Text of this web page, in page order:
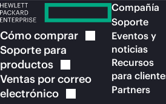
Cómocomprar
Soporte para
productos
Ventas por correo
electrónico
Compañía
Soporte
Eventos y
noticias
Recursos
para
Partners